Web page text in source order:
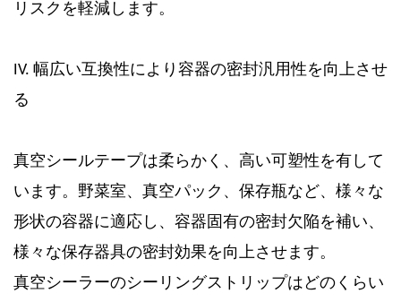
リスクを軽減します。
IV. 幅広い互換性により容器の密封汎用性を向上させ
る
真空シールテープは柔らかく、高い可塑性を有して
います。野菜室、真空パック、保存瓶など、様々な
形状の容器に適応し、容器固有の密封欠陥を補い、
様々な保存器具の密封効果を向上させます。
真空シーラーのシーリングストリップはどのくらい